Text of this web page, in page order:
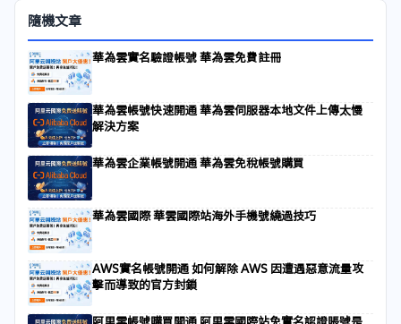
隨機文章
華為雲實名驗證帳號 華為雲免費註冊
華為雲帳號快速開通 華為雲伺服器本地文件上傳太慢
解決方案
華為雲企業帳號開通 華為雲免稅帳號購買
華為雲國際 華雲國際站海外手機號繞過技巧
AWS實名帳號開通 如何解除 AWS 因遭遇惡意流量攻
擊而導致的官方封鎖
阿里雲帳號購買開通 阿里雲國際站免實名認證賬號是